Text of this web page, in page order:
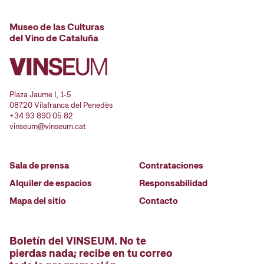
Museo de las Culturas
del Vino de Cataluña
Plaza Jaume I, 1-5
08720 Vilafranca del Penedès
+34 93 890 05 82
vinseum@vinseum.cat
Sala de prensa
Alquiler de espacios
Mapa del sitio
Contrataciones
Responsabilidad
Contacto
Boletín del VINSEUM. No te
pierdas nada; recibe en tu correo